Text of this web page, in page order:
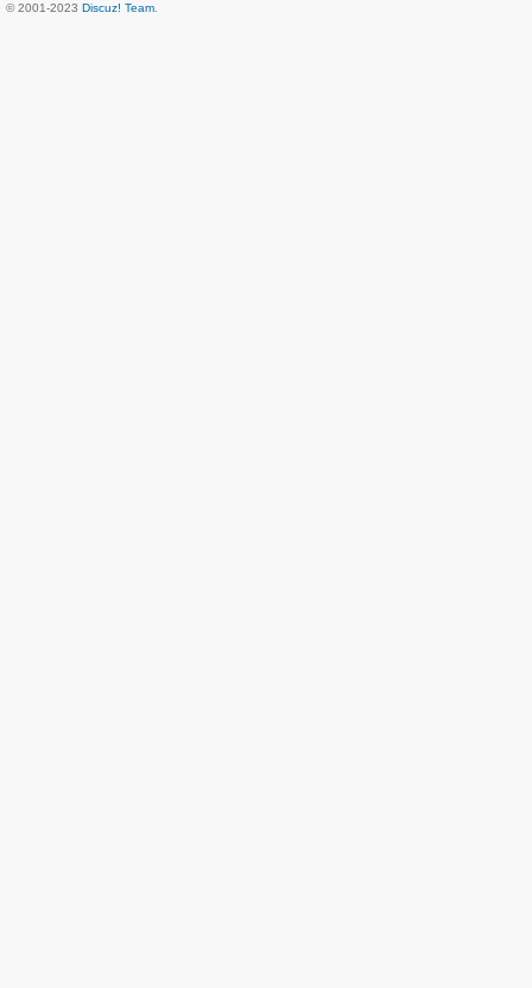
© 2001-2023 Discuz! Team